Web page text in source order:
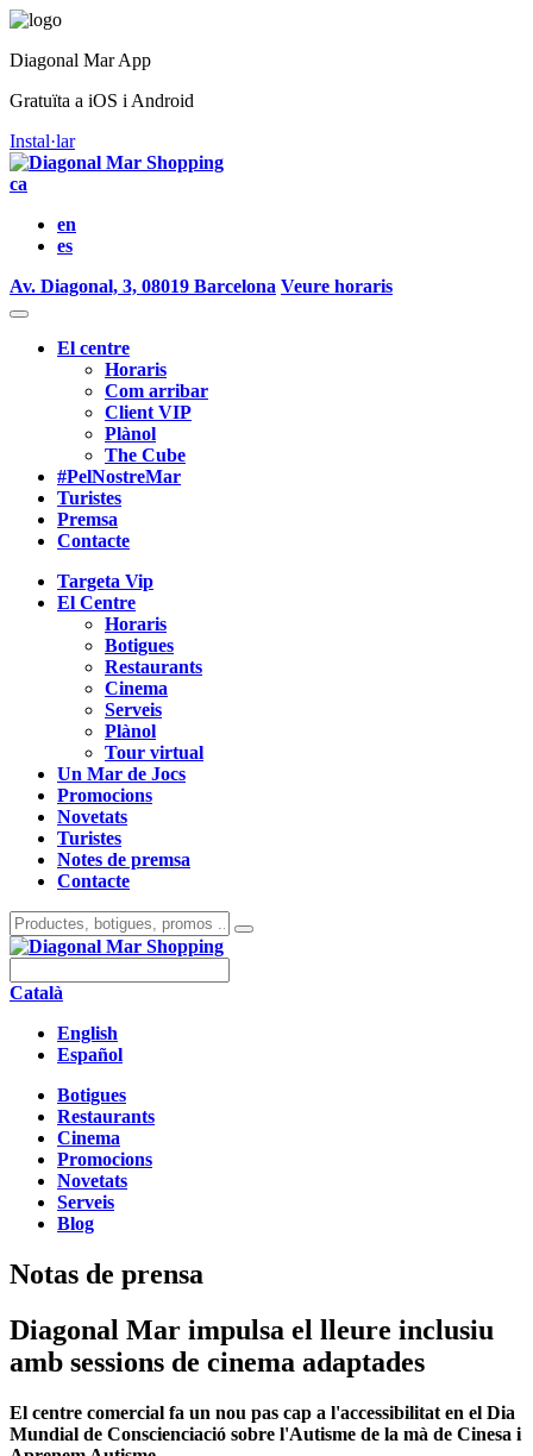
Diagonal Mar App
Gratuïta a iOS i Android
Instal·lar
ca
en
es
Av. Diagonal, 3, 08019 Barcelona Veure horaris
El centre
Horaris
Com arribar
Client VIP
Plànol
The Cube
#PelNostreMar
Turistes
Premsa
Contacte
Targeta Vip
El Centre
Horaris
Botigues
Restaurants
Cinema
Serveis
Plànol
Tour virtual
Un Mar de Jocs
Promocions
Novetats
Turistes
Notes de premsa
Contacte
Català
English
Español
Botigues
Restaurants
Cinema
Promocions
Novetats
Serveis
Blog
Notas de prensa
Diagonal Mar impulsa el lleure inclusiu
amb sessions de cinema adaptades
El centre comercial fa un nou pas cap a l'accessibilitat en el Dia
Mundial de Conscienciació sobre l'Autisme de la mà de Cinesa i